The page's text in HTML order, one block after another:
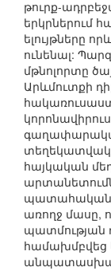
թուրք-
երկրներում
ելույթները
ունենալ:
մթնոլորտը
Արևմուտքի
հայկական
պատահական:
առողջ մասը,
պատմության